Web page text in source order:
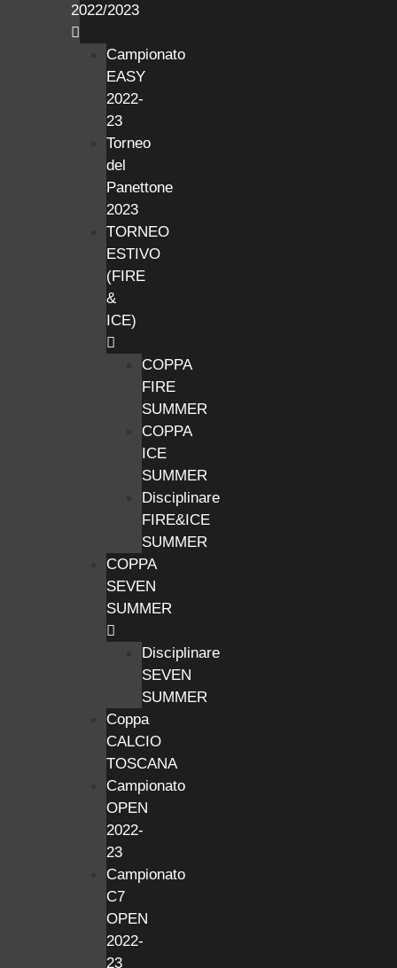
2022/2023
Campionato
EASY
2022-
23
Torneo
del
Panettone
2023
TORNEO
ESTIVO
(FIRE
&
ICE)
COPPA
FIRE
SUMMER
COPPA
ICE
SUMMER
Disciplinare
FIRE&ICE
SUMMER
COPPA
SEVEN
SUMMER
Disciplinare
SEVEN
SUMMER
Coppa
CALCIO
TOSCANA
Campionato
OPEN
2022-
23
Campionato
C7
OPEN
2022-
23